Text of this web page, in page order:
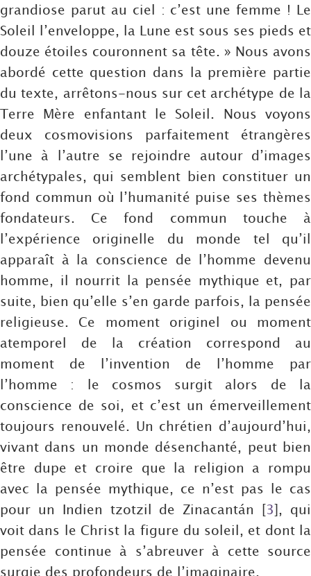
grandiose parut au ciel : c’est une femme ! Le
Soleil l’enveloppe, la Lune est sous ses pieds et
douze étoiles couronnent sa tête. » Nous avons
abordé cette question dans la première partie
du texte, arrêtons-nous sur cet archétype de la
Terre Mère enfantant le Soleil. Nous voyons
deux cosmovisions parfaitement étrangères
l’une à l’autre se rejoindre autour d’images
archétypales, qui semblent bien constituer un
fond commun où l’humanité puise ses thèmes
fondateurs. Ce fond commun touche à
l’expérience originelle du monde tel qu’il
apparaît à la conscience de l’homme devenu
homme, il nourrit la pensée mythique et, par
suite, bien qu’elle s’en garde parfois, la pensée
religieuse. Ce moment originel ou moment
atemporel de la création correspond au
moment de l’invention de l’homme par
l’homme : le cosmos surgit alors de la
conscience de soi, et c’est un émerveillement
toujours renouvelé. Un chrétien d’aujourd’hui,
vivant dans un monde désenchanté, peut bien
être dupe et croire que la religion a rompu
avec la pensée mythique, ce n’est pas le cas
pour un Indien tzotzil de Zinacantán [3], qui
voit dans le Christ la figure du soleil, et dont la
pensée continue à s’abreuver à cette source
surgie des profondeurs de l’imaginaire.